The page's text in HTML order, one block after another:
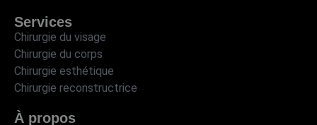
Services
Chirurgie du visage
Chirurgie du corps
Chirurgie esthétique
Chirurgie reconstructrice
À propos